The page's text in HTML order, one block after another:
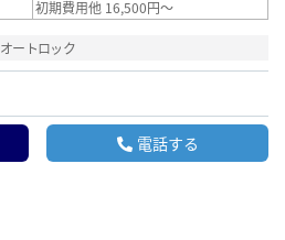
初期費用他 16,500円～
オートロック
電話する